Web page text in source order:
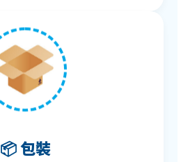
📦 包裝